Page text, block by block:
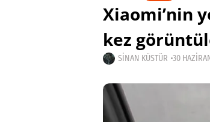
Xiaomi’nin
kez
SINAN KÜSTÜR 30